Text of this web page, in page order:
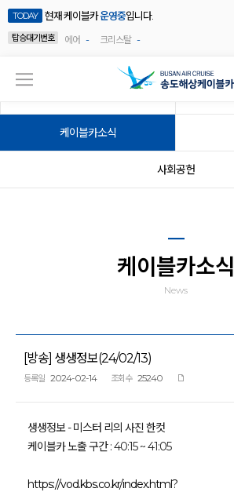
TODAY 현재 케이블카운영중입니다.
탑승대기번호
에어 - 크리스탈 -
케이블카소식
사회공헌
케이블카소식
News
[방송] 생생정보(24/02/13)
등록일 2024-02-14 조회수 25240
생생정보 - 미스터 리의 사진 한컷
케이블카 노출 구간 : 40:15 ~ 41:05
https://vod.kbs.co.kr/index.html?